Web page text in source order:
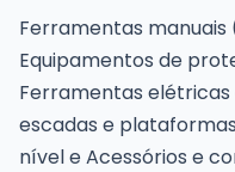
Ferramentas
Equipamentos de
Ferramentas elétricas
escadas e
nível e Acessórios e